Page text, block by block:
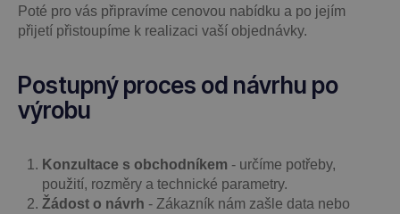
Poté pro vás připravíme cenovou nabídku a po jejím
přijetí přistoupíme k realizaci vaší objednávky.
Postupný proces od návrhu po
výrobu
Konzultace s obchodníkem - určíme potřeby,
použití, rozměry a technické parametry.
Žádost o návrh - Zákazník nám zašle data nebo